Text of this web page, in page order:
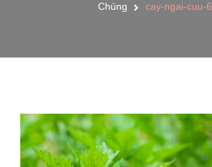
Chúng
cay-ngai-cuu-6